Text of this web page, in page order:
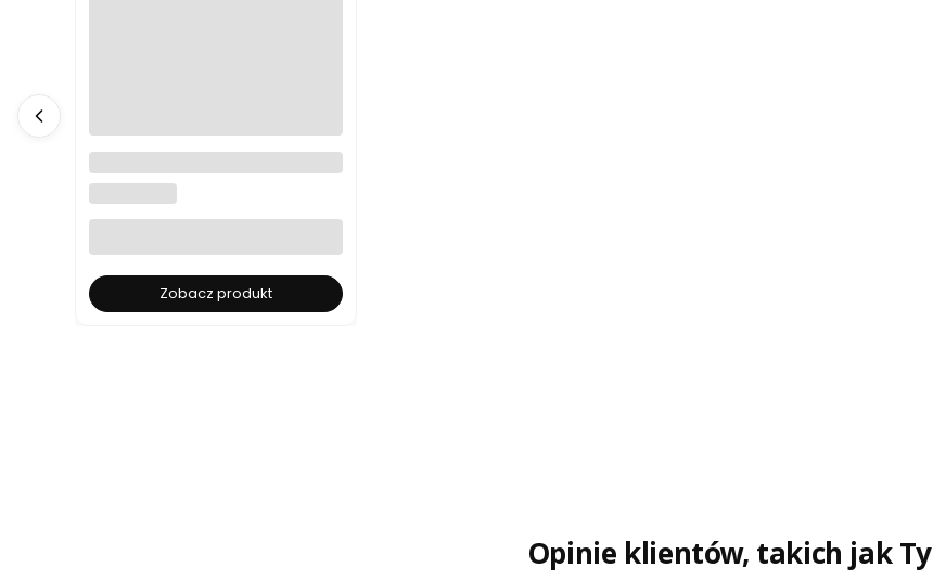
kaszmirowa AMIRI
Zobacz produkt
Opinie klientów, takich jak Ty